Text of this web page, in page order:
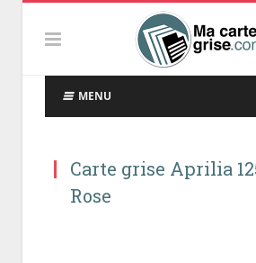
MENU
Carte grise Aprilia
Rose